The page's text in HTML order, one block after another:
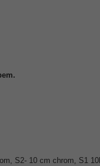
S2- 10 cm chrom, S1